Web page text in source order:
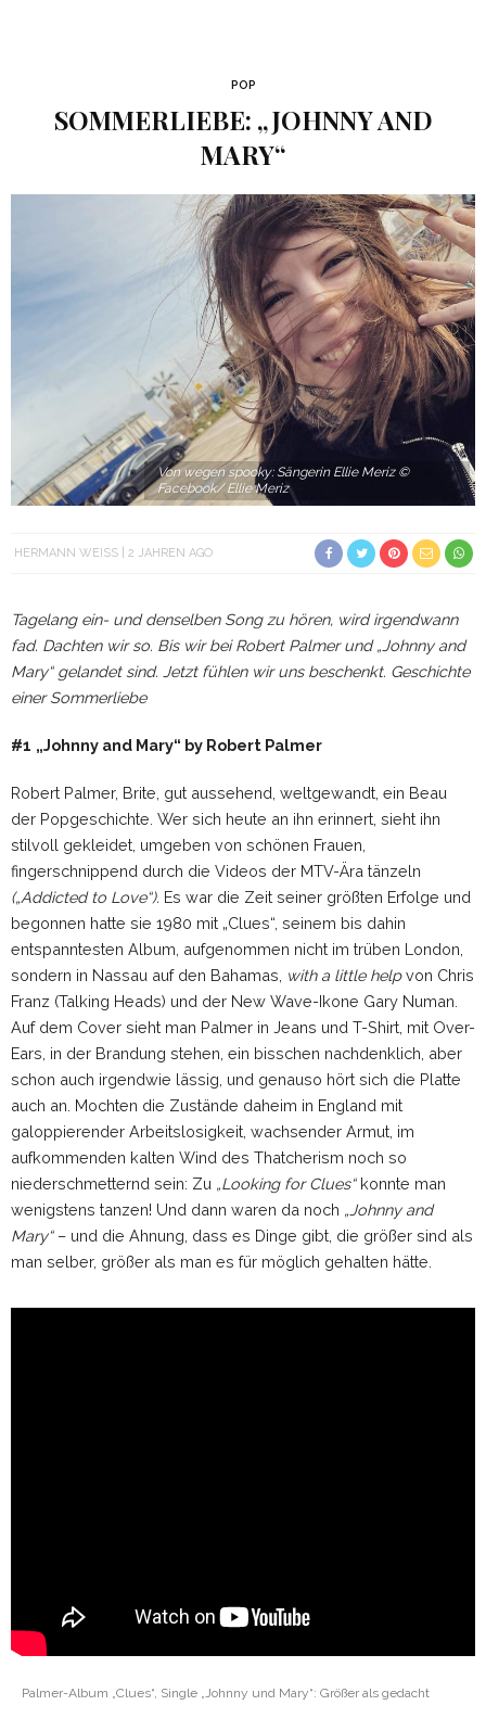
POP
SOMMERLIEBE: „JOHNNY AND
MARY“
Von wegen spooky: Sängerin Ellie Meriz ©
Facebook/ Ellie Meriz
HERMANN WEISS 2 JAHREN AGO
Tagelang ein- und denselben Song zu hören, wird irgendwann
fad. Dachten wir so. Bis wir bei Robert Palmer und „Johnny and
Mary“ gelandet sind. Jetzt fühlen wir uns beschenkt. Geschichte
einer Sommerliebe
#1 „Johnny and Mary“ by Robert Palmer
Robert Palmer, Brite, gut aussehend, weltgewandt, ein Beau
der Popgeschichte. Wer sich heute an ihn erinnert, sieht ihn
stilvoll gekleidet, umgeben von schönen Frauen,
fingerschnippend durch die Videos der MTV-Ära tänzeln
(„Addicted to Love“). Es war die Zeit seiner größten Erfolge und
begonnen hatte sie 1980 mit „Clues“, seinem bis dahin
entspanntesten Album, aufgenommen nicht im trüben London,
sondern in Nassau auf den Bahamas, with a little helpvon Chris
Franz (Talking Heads) und der New Wave-Ikone Gary Numan.
Auf dem Cover sieht man Palmer in Jeans und T-Shirt, mit Over-
Ears, in der Brandung stehen, ein bisschen nachdenklich, aber
schon auch irgendwie lässig, und genauso hört sich die Platte
auch an. Mochten die Zustände daheim in England mit
galoppierender Arbeitslosigkeit, wachsender Armut, im
aufkommenden kalten Wind des Thatcherism noch so
niederschmetternd sein: Zu „Looking for Clues“ konnte man
wenigstens tanzen! Und dann waren da noch „Johnny and
Mary“– und die Ahnung, dass es Dinge gibt, die größer sind als
man selber, größer als man es für möglich gehalten hätte.
Palmer-Album „Clues“, Single „Johnny und Mary“: Größer als gedacht